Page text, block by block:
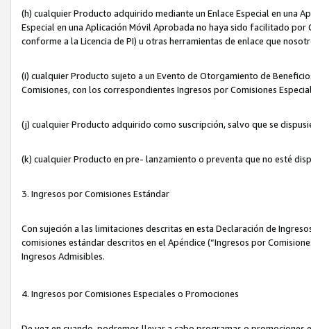
(h) cualquier Producto adquirido mediante un Enlace Especial en una
Especial en una Aplicación Móvil Aprobada no haya sido facilitado
conforme a la Licencia de PI) u otras herramientas de enlace que
(i) cualquier Producto sujeto a un Evento de Otorgamiento de
Comisiones, con los correspondientes Ingresos por Comisiones
(j) cualquier Producto adquirido como suscripción, salvo que se
(k) cualquier Producto en pre- lanzamiento o preventa que no esté
3. Ingresos por Comisiones Estándar
Con sujeción a las limitaciones descritas en esta Declaración de
comisiones estándar descritos en el Apéndice (“Ingresos por
Ingresos Admisibles.
4. Ingresos por Comisiones Especiales o Promociones